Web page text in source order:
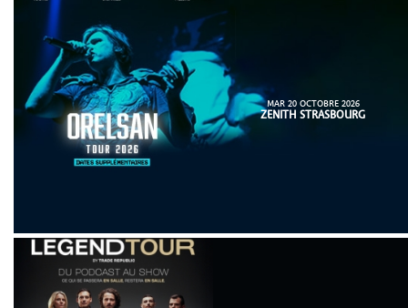
MAR 20 OCTOBRE 2026
ZENITH STRASBOURG